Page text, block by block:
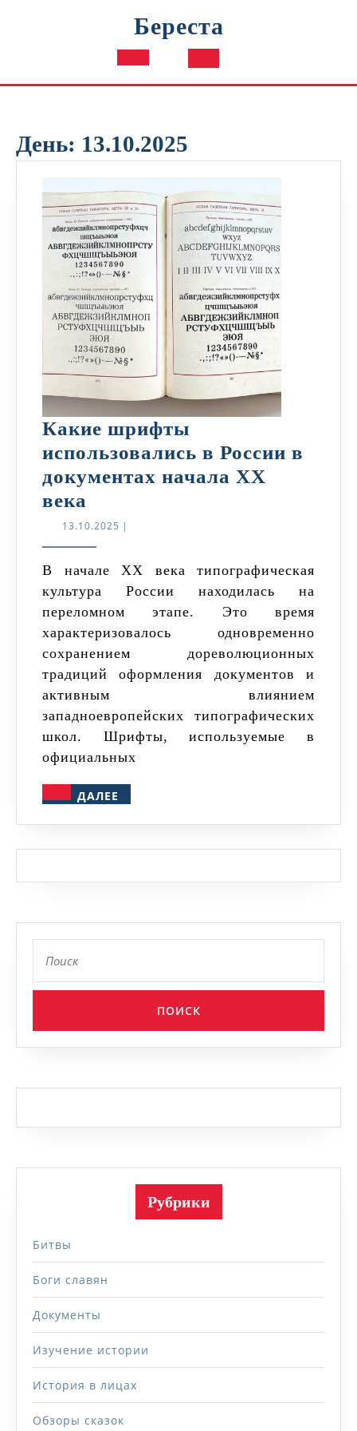
Береста
Кнопка
День: 13.10.2025
Какие шрифты
использовались в России в
документах начала XX
века
шрифты
использовались
в
России
в
документах
начала
XX
века
13.10.2025 13.10.2025
|
В начале XX века типографическая
культура России находилась на
переломном этапе. Это время
характеризовалось одновременно
сохранением дореволюционных
традиций оформления документов и
активным влиянием
западноевропейских типографических
школ. Шрифты, используемые в
официальных
ДАЛЕЕ
Рубрики
Битвы
Боги славян
Документы
Изучение истории
История в лицах
Обзоры сказок